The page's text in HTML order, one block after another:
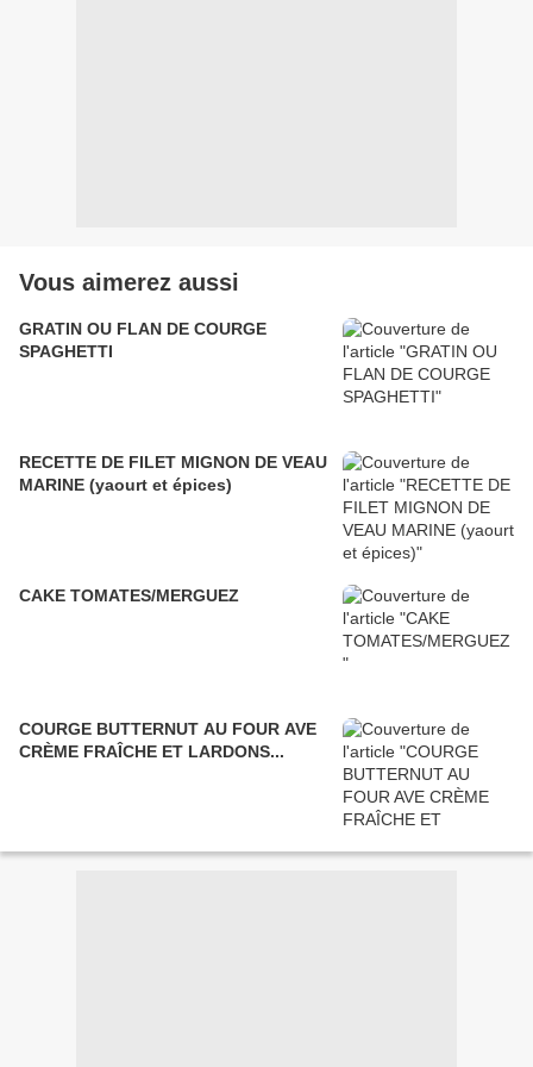
Vous aimerez aussi
GRATIN OU FLAN DE COURGE
SPAGHETTI
RECETTE DE FILET MIGNON DE VEAU
MARINE (yaourt et épices)
CAKE TOMATES/MERGUEZ
COURGE BUTTERNUT AU FOUR AVE
CRÈME FRAÎCHE ET LARDONS...